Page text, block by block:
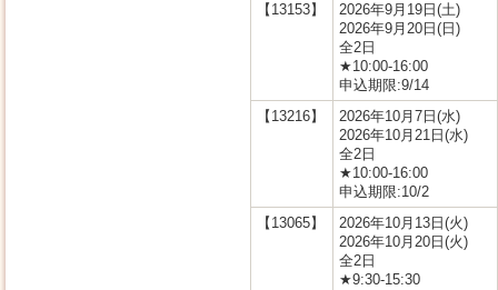
【13153】
2026年9月19日(土)
2026年9月20日(日)
全2日
★10:00-16:00
申込期限:9/14
【13216】
2026年10月7日(水)
2026年10月21日(水)
全2日
★10:00-16:00
申込期限:10/2
【13065】
2026年10月13日(火)
2026年10月20日(火)
全2日
★9:30-15:30